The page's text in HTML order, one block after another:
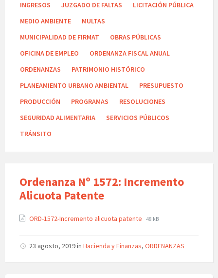
INGRESOS
JUZGADO DE FALTAS
LICITACIÓN PÚBLICA
MEDIO AMBIENTE
MULTAS
MUNICIPALIDAD DE FIRMAT
OBRAS PÚBLICAS
OFICINA DE EMPLEO
ORDENANZA FISCAL ANUAL
ORDENANZAS
PATRIMONIO HISTÓRICO
PLANEAMIENTO URBANO AMBIENTAL
PRESUPUESTO
PRODUCCIÓN
PROGRAMAS
RESOLUCIONES
SEGURIDAD ALIMENTARIA
SERVICIOS PÚBLICOS
TRÁNSITO
Ordenanza Nº 1572: Incremento
Alicuota Patente
ORD-1572-Incremento alicuota patente 48 kB
23 agosto, 2019in Hacienda y Finanzas, ORDENANZAS